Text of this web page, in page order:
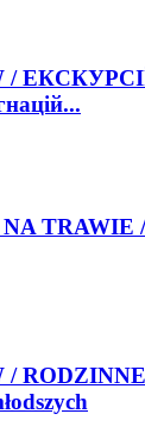
/
TRAWIE
/